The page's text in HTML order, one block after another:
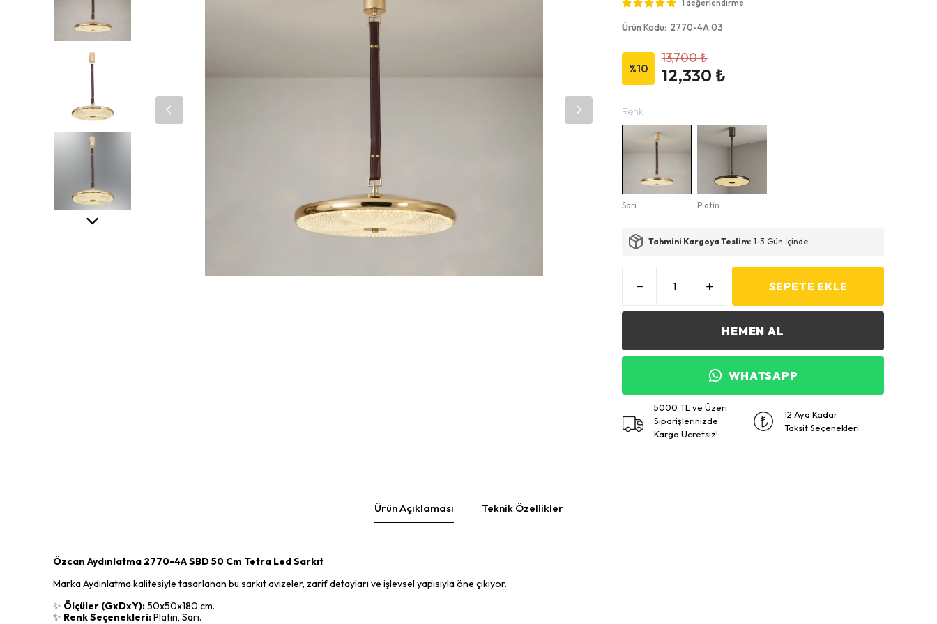
1 değerlendirme
Ürün Kodu: 2770-4A.03
%10
13,700 ₺
12,330 ₺
Renk
Sarı Platin
Tahmini Kargoya Teslim: 1-3 Gün İçinde
SEPETE EKLE
HEMEN AL
WHATSAPP
5000 TL ve Üzeri
Siparişlerinizde
Kargo Ücretsiz!
12 Aya Kadar
Taksit Seçenekleri
Ürün Açıklaması Teknik Özellikler
Özcan Aydınlatma 2770-4A SBD 50 Cm Tetra Led Sarkıt
Marka Aydınlatma kalitesiyle tasarlanan bu sarkıt avizeler, zarif detayları ve işlevsel yapısıyla öne çıkıyor.
✨ Ölçüler (GxDxY):50x50x180 cm.
✨ Renk Seçenekleri:Platin, Sarı.